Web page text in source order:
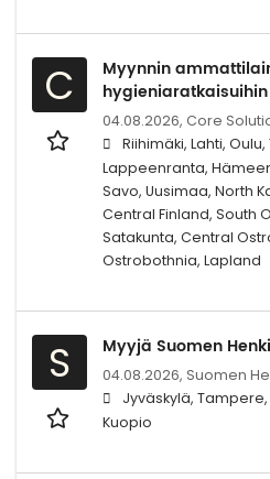
C
Myynnin
hygieniaratkaisuihin
04.08.2026, Core
Riihimäki, Lahti,
Lappeenranta,
Savo, Uusimaa, North
Central Finland, South
Satakunta, Central
Ostrobothnia, Lapland
S Myyjä Suomen
04.08.2026, Suomen
Jyväskylä, Tampere,
Kuopio